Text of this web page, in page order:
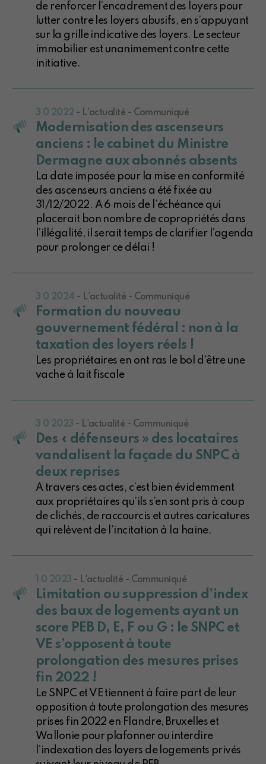
de renforcer l’encadrement des loyers pour
lutter contre les loyers abusifs, en s’appuyant
sur la grille indicative des loyers. Le secteur
immobilier est unanimement contre cette
initiative.
3 0 2022 - L'actualité - Communiqué
Modernisation des ascenseurs
anciens : le cabinet du Ministre
Dermagne aux abonnés absents
La date imposée pour la mise en conformité
des ascenseurs anciens a été fixée au
31/12/2022. A 6 mois de l’échéance qui
placerait bon nombre de copropriétés dans
l’illégalité, il serait temps de clarifier l’agenda
pour prolonger ce délai !
3 0 2024 - L'actualité - Communiqué
Formation du nouveau
gouvernement fédéral : non à la
taxation des loyers réels !
Les propriétaires en ont ras le bol d'être une
vache à lait fiscale
3 0 2023 - L'actualité - Communiqué
Des « défenseurs » des locataires
vandalisent la façade du SNPC à
deux reprises
A travers ces actes, c’est bien évidemment
aux propriétaires qu’ils s’en sont pris à coup
de clichés, de raccourcis et autres caricatures
qui relèvent de l’incitation à la haine.
1 0 2023 - L'actualité - Communiqué
Limitation ou suppression d’index
des baux de logements ayant un
score PEB D, E, F ou G : le SNPC et
VE s’opposent à toute
prolongation des mesures prises
fin 2022 !
Le SNPC et VE tiennent à faire part de leur
opposition à toute prolongation des mesures
prises fin 2022 en Flandre, Bruxelles et
Wallonie pour plafonner ou interdire
l’indexation des loyers de logements privés